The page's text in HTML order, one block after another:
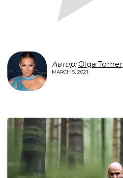
Автор: Olga Torner
MARCH 5, 2021